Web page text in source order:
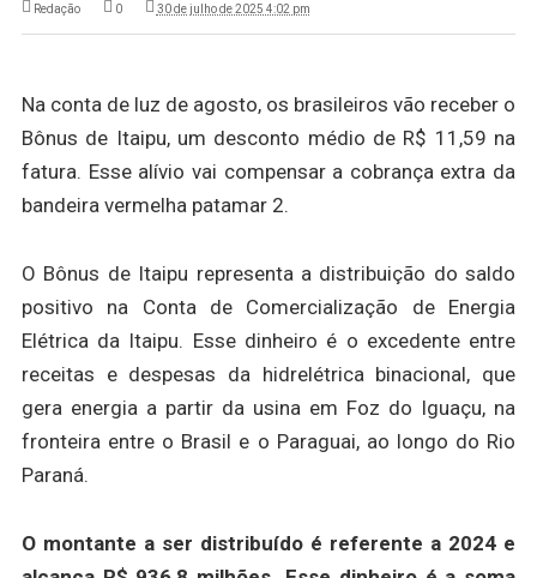
Redação 0 30 de julho de 2025 4:02 pm
Na conta de luz de agosto, os brasileiros vão receber o
Bônus de Itaipu, um desconto médio de R$ 11,59 na
fatura. Esse alívio vai compensar a cobrança extra da
bandeira vermelha patamar 2.
O Bônus de Itaipu representa a distribuição do saldo
positivo na Conta de Comercialização de Energia
Elétrica da Itaipu. Esse dinheiro é o excedente entre
receitas e despesas da hidrelétrica binacional, que
gera energia a partir da usina em Foz do Iguaçu, na
fronteira entre o Brasil e o Paraguai, ao longo do Rio
Paraná.
O montante a ser distribuído é referente a 2024 e